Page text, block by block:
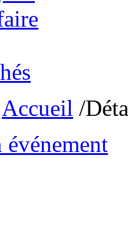
Accueil /
événement